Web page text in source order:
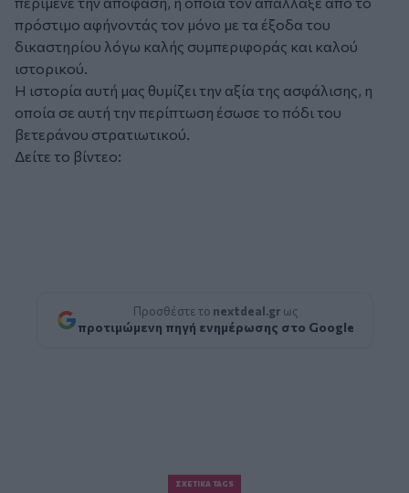
πρόστιμο αφήνοντάς τον μόνο με τα έξοδα του
δικαστηρίου λόγω καλής συμπεριφοράς και καλού
ιστορικού.
Η ιστορία αυτή μας θυμίζει την αξία της ασφάλισης, η
οποία σε αυτή την περίπτωση έσωσε το πόδι του
βετεράνου στρατιωτικού.
Δείτε το βίντεο:
Προσθέστε το nextdeal.gr ως
προτιμώμενη πηγή ενημέρωσης στο Google
ΣΧΕΤΙΚΆ TAGS